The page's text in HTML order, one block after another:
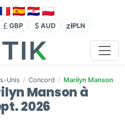
GBP AUD złPLN
Unis / Concord / Marilyn Manson
Manson à
2026